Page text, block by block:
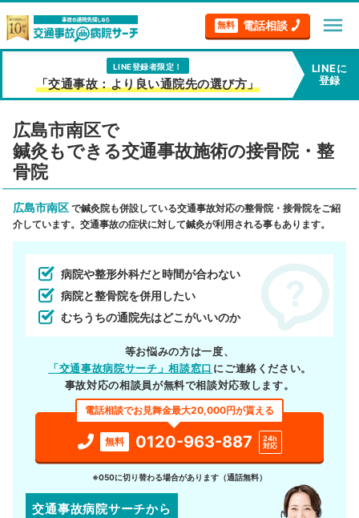
無料 電話相談 menu
LINE登録者限定！
「交通事故：より良い通院先の選び方」
LINEに
登録
広島市南区で
鍼灸もできる交通事故施術の接骨院・整
骨院
広島市南区 で鍼灸院も併設している交通事故対応の整骨院・接骨院をご紹
介しています。交通事故の症状に対して鍼灸が利用される事もあります。
病院や整形外科だと時間が合わない
病院と整骨院を併用したい
むちうちの通院先はどこがいいのか
等お悩みの方は一度、
「交通事故病院サーチ」相談窓口 にご連絡ください。
事故対応の相談員が無料で相談対応致します。
電話相談でお見舞金最大20,000円が貰える
無料 0120-963-887
24h
対応
※050に切り替わる場合があります（通話無料）
交通事故病院サーチから